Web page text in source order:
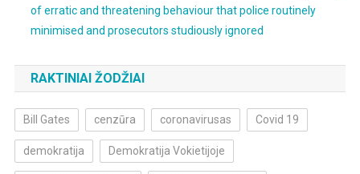
of erratic and threatening behaviour that police routinely
minimised and prosecutors studiously ignored
RAKTINIAI ŽODŽIAI
Bill Gates cenzūra coronavirusas Covid 19
demokratija Demokratija Vokietijoje